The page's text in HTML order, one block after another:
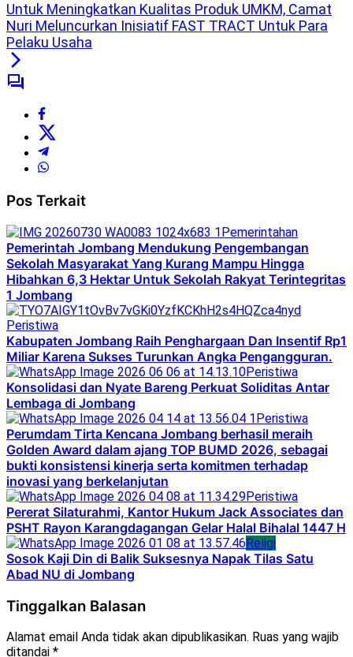
Untuk Meningkatkan Kualitas Produk UMKM, Camat
Nuri Meluncurkan Inisiatif FAST TRACT Untuk Para
Pelaku Usaha
Pos Terkait
Pemerintahan
Pemerintah Jombang Mendukung Pengembangan
Sekolah Masyarakat Yang Kurang Mampu Hingga
Hibahkan 6,3 Hektar Untuk Sekolah Rakyat Terintegritas
1 Jombang
Peristiwa
Kabupaten Jombang Raih Penghargaan Dan Insentif Rp1
Miliar Karena Sukses Turunkan Angka Pengangguran.
Peristiwa
Konsolidasi dan Nyate Bareng Perkuat Soliditas Antar
Lembaga di Jombang
Peristiwa
Perumdam Tirta Kencana Jombang berhasil meraih
Golden Award dalam ajang TOP BUMD 2026, sebagai
bukti konsistensi kinerja serta komitmen terhadap
inovasi yang berkelanjutan
Peristiwa
Pererat Silaturahmi, Kantor Hukum Jack Associates dan
PSHT Rayon Karangdagangan Gelar Halal Bihalal 1447 H
Religi
Sosok Kaji Din di Balik Suksesnya Napak Tilas Satu
Abad NU di Jombang
Tinggalkan Balasan
Alamat email Anda tidak akan dipublikasikan. Ruas yang wajib
ditandai *